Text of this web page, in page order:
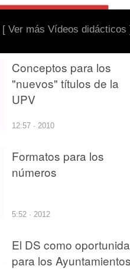
[ Ver más Vídeos didácticos
Conceptos para los
"nuevos" títulos de la
UPV
12:57 · 2010
Formatos para los
números
5:52 · 2012
El DS como
para los